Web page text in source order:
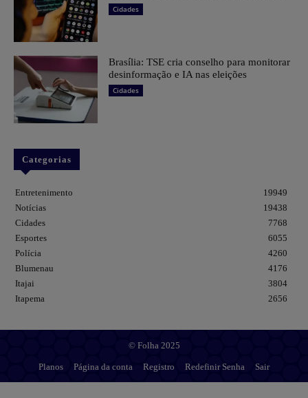
Cidades
Brasília: TSE cria conselho para monitorar
desinformação e IA nas eleições
Cidades
Categorias
Entretenimento
19949
Notícias
19438
Cidades
7768
Esportes
6055
Polícia
4260
Blumenau
4176
Itajai
3804
Itapema
2656
© Folha 2025
Planos Página da conta Registro Redefinir Senha Sair